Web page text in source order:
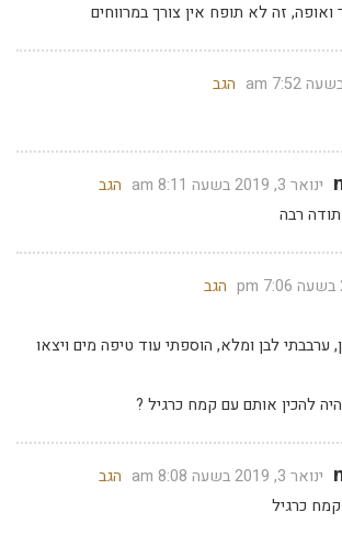
ואופה, זה לא תופח אין צורך במרווחים
הגב
ינואר 3, 2019 בשעה 8:11 am
הגב
רבה
הגב
ערבבתי לבן ומלא, הוספתי עוד טיפה מים ויצאו
להכין אותם עם קמח כרגיל ?
ינואר 3, 2019 בשעה 8:08 am
הגב
קמח כרגיל